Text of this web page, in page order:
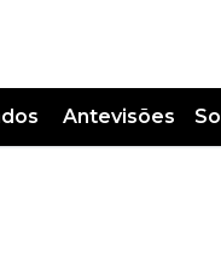
Antevisões